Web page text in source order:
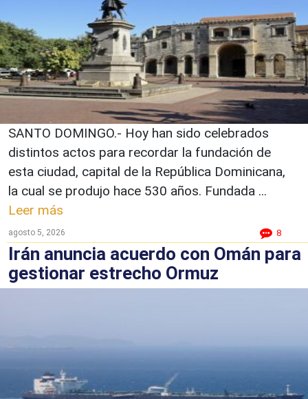
SANTO DOMINGO.- Hoy han sido celebrados
distintos actos para recordar la fundación de
esta ciudad, capital de la República Dominicana,
la cual se produjo hace 530 años. Fundada ...
Leer más
agosto 5, 2026 8
Irán anuncia acuerdo con Omán para
gestionar estrecho Ormuz